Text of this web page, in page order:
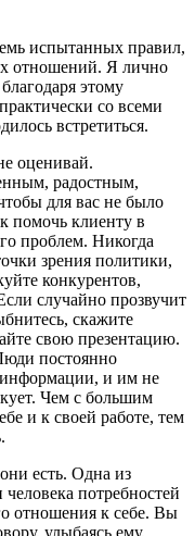
испытанных правил,
отношений. Я лично
этому
со всеми
встретиться.
оценивай.
радостным,
для вас не было
помочь клиенту в
проблем. Никогда
зрения политики,
конкурентов,
случайно прозвучит
скажите
свою презентацию.
постоянно
информации, и им не
Чем с большим
и к своей работе, тем
есть. Одна из
потребностей
отношения к себе. Вы